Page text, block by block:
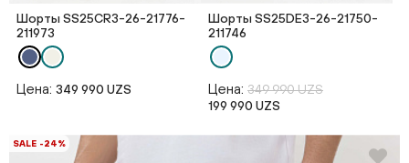
Шорты SS25CR3-26-21776-
211973
Цена: 349 990 UZS
Шорты SS25DE3-26-21750-
211746
Цена: 349 990 UZS
199 990 UZS
SALE -24%